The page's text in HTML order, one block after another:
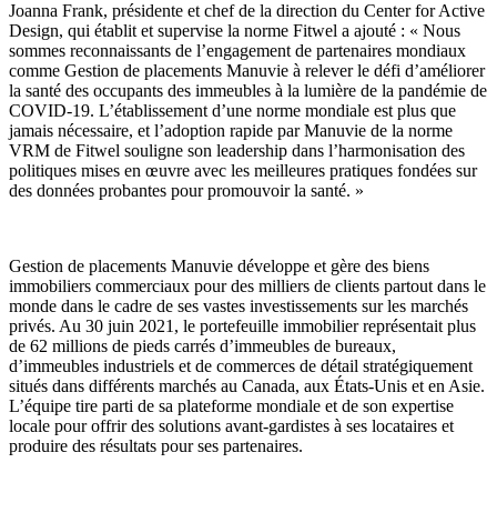
Joanna Frank, présidente et chef de la direction du Center for Active
Design, qui établit et supervise la norme Fitwel a ajouté : « Nous
sommes reconnaissants de l’engagement de partenaires mondiaux
comme Gestion de placements Manuvie à relever le défi d’améliorer
la santé des occupants des immeubles à la lumière de la pandémie de
COVID-19. L’établissement d’une norme mondiale est plus que
jamais nécessaire, et l’adoption rapide par Manuvie de la norme
VRM de Fitwel souligne son leadership dans l’harmonisation des
politiques mises en œuvre avec les meilleures pratiques fondées sur
des données probantes pour promouvoir la santé. »
Gestion de placements Manuvie développe et gère des biens
immobiliers commerciaux pour des milliers de clients partout dans le
monde dans le cadre de ses vastes investissements sur les marchés
privés. Au 30 juin 2021, le portefeuille immobilier représentait plus
de 62 millions de pieds carrés d’immeubles de bureaux,
d’immeubles industriels et de commerces de détail stratégiquement
situés dans différents marchés au Canada, aux États-Unis et en Asie.
L’équipe tire parti de sa plateforme mondiale et de son expertise
locale pour offrir des solutions avant-gardistes à ses locataires et
produire des résultats pour ses partenaires.